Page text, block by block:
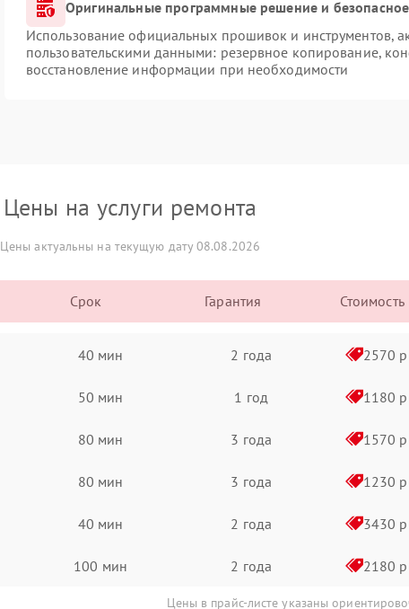
Оригинальные программные решение и
Использование официальных прошивок и инструментов,
пользовательскими данными: резервное копирование,
восстановление информации при необходимости
Цены на услуги ремонта
Цены актуальны на текущую дату 08.08.2026
Срок Гарантия Стоимость
40 мин 2 года 2570 р
50 мин 1 год 1180 р
80 мин 3 года 1570 р
80 мин 3 года 1230 р
40 мин 2 года 3430 р
100 мин 2 года 2180 р
Цены в прайс-листе указаны